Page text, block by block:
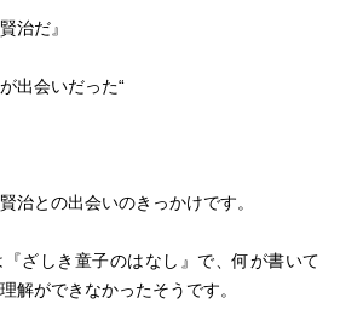
なくみんなの幸を願っていれば、死んで
なの幸せをおもいやることが善であり
。さそり座のエピソード。
て永訣の朝をかいた。その度のなかで
分身でカンパネルラはトシの死のメタ
だ』
出会いだった“
治との出会いのきっかけです。
ざしき童子のはなし』で、何が書いて
解ができなかったそうです。